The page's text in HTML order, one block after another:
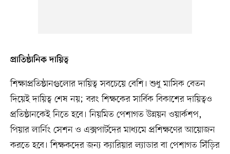
প্রাতিষ্ঠানিক দায়িত্ব
শিক্ষাপ্রতিষ্ঠানগুলোর দায়িত্ব সবচেয়ে বেশি। শুধু মাসিক বেতন
দিয়েই দায়িত্ব শেষ নয়; বরং শিক্ষকের সার্বিক বিকাশের দায়িত্বও
প্রতিষ্ঠানকেই নিতে হবে। নিয়মিত পেশাগত উন্নয়ন ওয়ার্কশপ,
পিয়ার লার্নিং সেশন ও এক্সপার্টদের মাধ্যমে প্রশিক্ষণের আয়োজন
করতে হবে। শিক্ষকদের জন্য ক্যারিয়ার ল্যাডার বা পেশাগত সিঁড়ির